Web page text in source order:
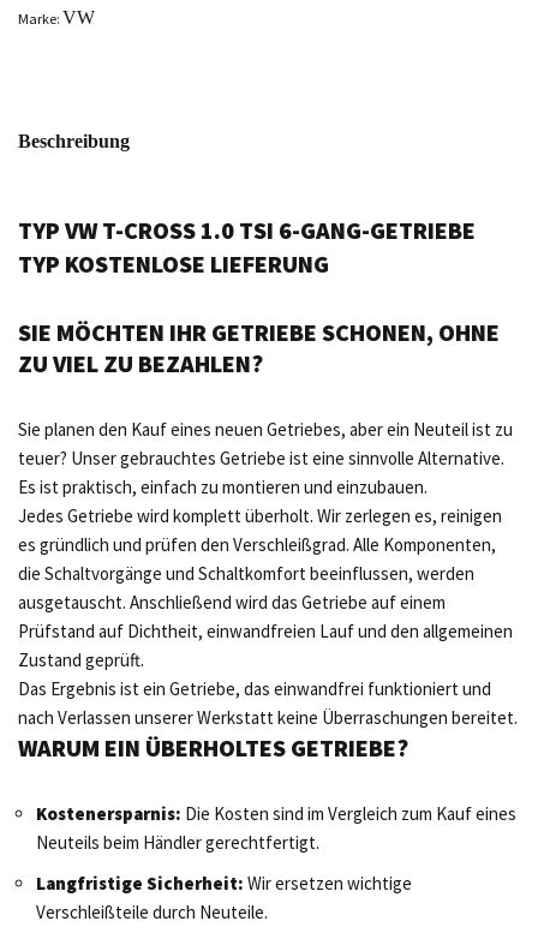
Marke: VW
Beschreibung
TYP VW T-CROSS 1.0 TSI 6-GANG-GETRIEBE
TYP KOSTENLOSE LIEFERUNG
SIE MÖCHTEN IHR GETRIEBE SCHONEN, OHNE
ZU VIEL ZU BEZAHLEN?
Sie planen den Kauf eines neuen Getriebes, aber ein Neuteil ist zu
teuer? Unser gebrauchtes Getriebe ist eine sinnvolle Alternative.
Es ist praktisch, einfach zu montieren und einzubauen.
Jedes Getriebe wird komplett überholt. Wir zerlegen es, reinigen
es gründlich und prüfen den Verschleißgrad. Alle Komponenten,
die Schaltvorgänge und Schaltkomfort beeinflussen, werden
ausgetauscht. Anschließend wird das Getriebe auf einem
Prüfstand auf Dichtheit, einwandfreien Lauf und den allgemeinen
Zustand geprüft.
Das Ergebnis ist ein Getriebe, das einwandfrei funktioniert und
nach Verlassen unserer Werkstatt keine Überraschungen bereitet.
WARUM EIN ÜBERHOLTES GETRIEBE?
Kostenersparnis: Die Kosten sind im Vergleich zum Kauf eines
Neuteils beim Händler gerechtfertigt.
Langfristige Sicherheit: Wir ersetzen wichtige
Verschleißteile durch Neuteile.